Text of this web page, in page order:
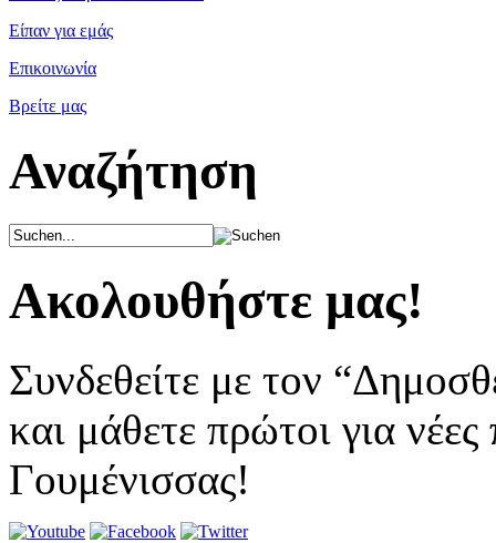
Είπαν για εμάς
Επικοινωνία
Βρείτε μας
Αναζήτηση
Ακολουθήστε μας!
Συνδεθείτε με τον
και μάθετε πρώτοι για
Γουμένισσας!